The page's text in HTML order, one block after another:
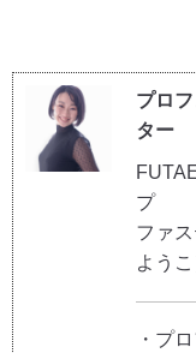
プロ
ター
プ
ファ
ようこ
・プ